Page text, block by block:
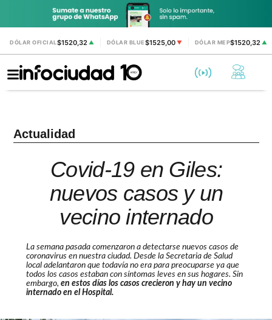
DÓLAR OFICIAL$1520,32 ▲ DÓLAR BLUE$1525,00 ▼ DÓLAR MEP$1520,32 ▲
Actualidad
Covid-19 en Giles:
nuevos casos y un
vecino internado
La semana pasada comenzaron a detectarse nuevos casos de
coronavirus en nuestra ciudad. Desde la Secretaria de Salud
local adelantaron que todavía no era para preocuparse ya que
todos los casos estaban con síntomas leves en sus hogares. Sin
embargo, en estos días los casos crecieron y hay un vecino
internado en el Hospital.